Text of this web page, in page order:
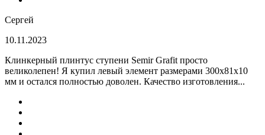
Сергей
10.11.2023
Клинкерный плинтус ступени Semir Grafit просто
великолепен! Я купил левый элемент размерами 300х81х10
мм и остался полностью доволен. Качество изготовления...